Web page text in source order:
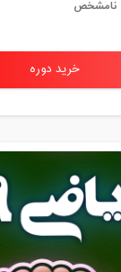
نامشخص
خرید دوره